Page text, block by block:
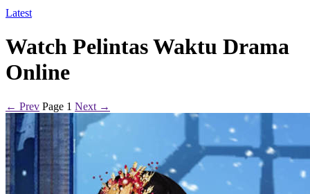
Latest
Watch Pelintas Waktu Drama
Online
← Prev Page 1 Next →